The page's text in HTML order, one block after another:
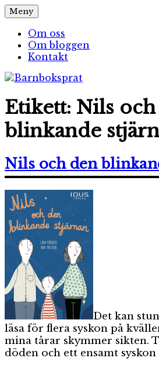
Hoppa
till
innehåll
Barnboksprat
– en blogg om barnböcker
Meny
Om oss
Om bloggen
Kontakt
Etikett: Nils
blinkande
Nils och den
Det kan
läsa för flera syskon på
mina tårar skymmer sikten.
döden och ett ensamt